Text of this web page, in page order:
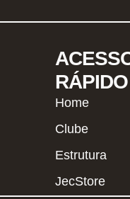
RÁPIDO
Home
Clube
Estrutura
JecStore